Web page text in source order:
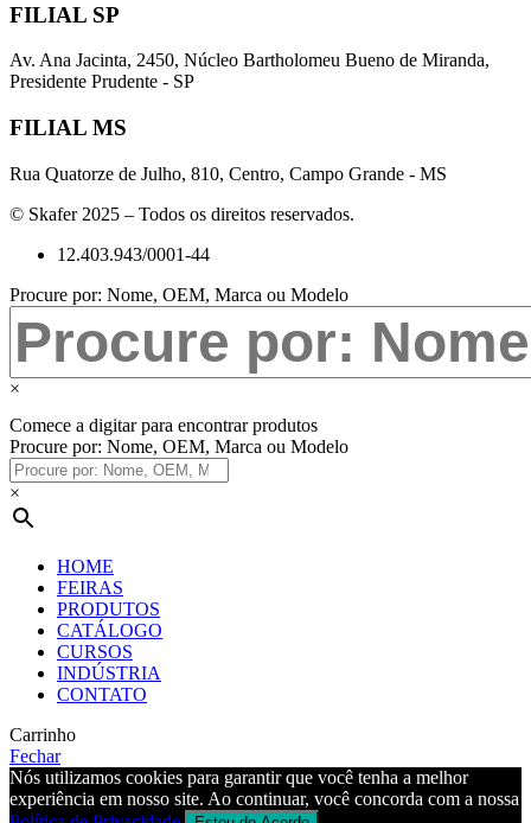
FILIAL SP
Av. Ana Jacinta, 2450, Núcleo Bartholomeu Bueno de Miranda,
Presidente Prudente - SP
FILIAL MS
Rua Quatorze de Julho, 810, Centro, Campo Grande - MS
© Skafer 2025 – Todos os direitos reservados.
12.403.943/0001-44
Procure por: Nome, OEM, Marca ou Modelo
×
Comece a digitar para encontrar produtos
Procure por: Nome, OEM, Marca ou Modelo
×
HOME
FEIRAS
PRODUTOS
CATÁLOGO
CURSOS
INDÚSTRIA
CONTATO
Carrinho
Fechar
Nós utilizamos cookies para garantir que você tenha a melhor
experiência em nosso site. Ao continuar, você concorda com a nossa